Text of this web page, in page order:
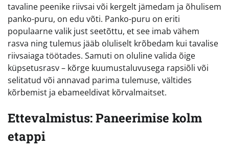
tavaline peenike riivsai või kergelt jämedam ja õhulisem
panko-puru, on edu võti. Panko-puru on eriti
populaarne valik just seetõttu, et see imab vähem
rasva ning tulemus jääb oluliselt krõbedam kui tavalise
riivsaiaga töötades. Samuti on oluline valida õige
küpsetusrasv – kõrge kuumustaluvusega rapsiõli või
selitatud või annavad parima tulemuse, vältides
kõrbemist ja ebameeldivat kõrvalmaitset.
Ettevalmistus: Paneerimise kolm
etappi